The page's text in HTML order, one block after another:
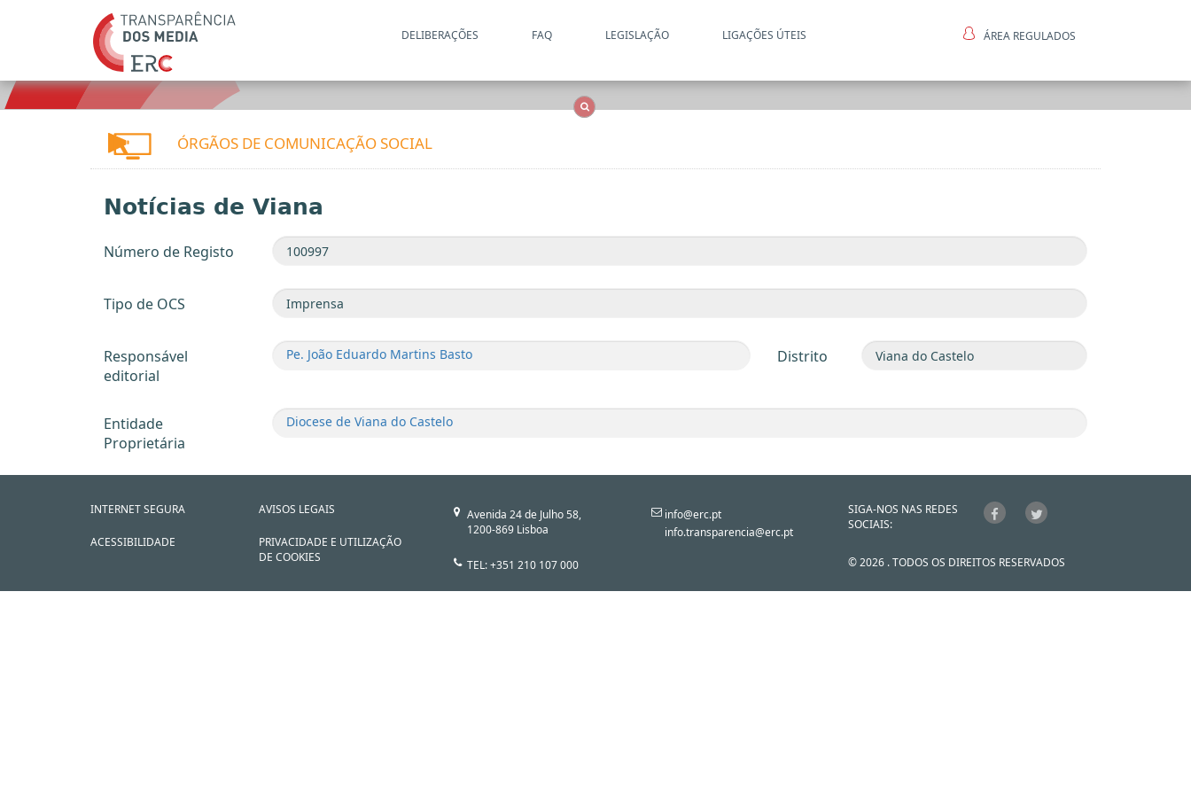
DELIBERAÇÕES FAQ LEGISLAÇÃO LIGAÇÕES ÚTEIS ÁREA REGULADOS
ÓRGÃOS DE COMUNICAÇÃO SOCIAL
Notícias de Viana
Número de Registo
Tipo de OCS
Responsável
editorial
Pe. João Eduardo Martins Basto Distrito
Entidade
Proprietária
Diocese de Viana do Castelo
INTERNET SEGURA
ACESSIBILIDADE
AVISOS LEGAIS
PRIVACIDADE E UTILIZAÇÃO
DE COOKIES
Avenida 24 de Julho 58,
1200-869 Lisboa
TEL: +351 210 107 000
info@erc.pt
info.transparencia@erc.pt
SIGA-NOS NAS REDES
SOCIAIS:
© 2026 . TODOS OS DIREITOS RESERVADOS